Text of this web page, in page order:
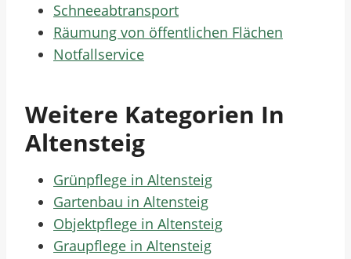
Schneeabtransport
Räumung von öffentlichen Flächen
Notfallservice
Weitere Kategorien In
Altensteig
Grünpflege in Altensteig
Gartenbau in Altensteig
Objektpflege in Altensteig
Graupflege in Altensteig